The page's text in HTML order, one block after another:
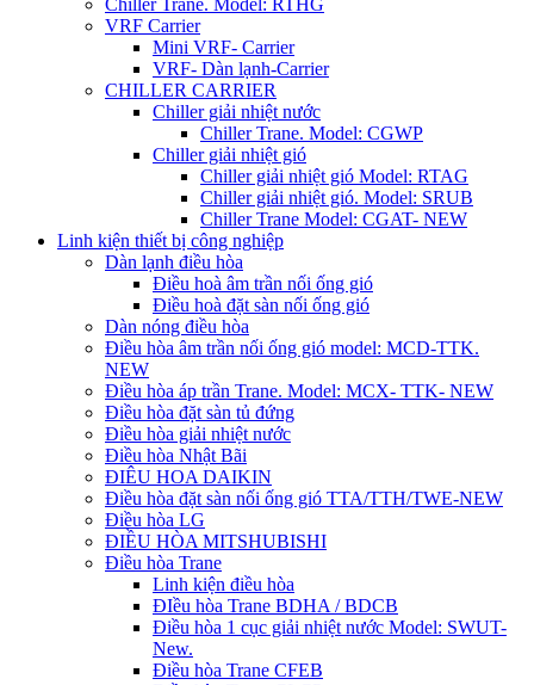
Chiller Trane. Model: RTHG
VRF Carrier
Mini VRF- Carrier
VRF- Dàn lạnh-Carrier
CHILLER CARRIER
Chiller giải nhiệt nước
Chiller Trane. Model: CGWP
Chiller giải nhiệt gió
Chiller giải nhiệt gió Model: RTAG
Chiller giải nhiệt gió. Model: SRUB
Chiller Trane Model: CGAT- NEW
Linh kiện thiết bị công nghiệp
Dàn lạnh điều hòa
Điều hoà âm trần nối ống gió
Điều hoà đặt sàn nối ống gió
Dàn nóng điều hòa
Điều hòa âm trần nối ống gió model: MCD-TTK.
NEW
Điều hòa áp trần Trane. Model: MCX- TTK- NEW
Điều hòa đặt sàn tủ đứng
Điều hòa giải nhiệt nước
Điều hòa Nhật Bãi
ĐIÊU HOA DAIKIN
Điều hòa đặt sàn nối ống gió TTA/TTH/TWE-NEW
Điều hòa LG
ĐIỀU HÒA MITSHUBISHI
Điều hòa Trane
Linh kiện điều hòa
ĐIều hòa Trane BDHA / BDCB
Điều hòa 1 cục giải nhiệt nước Model: SWUT-
New.
Điều hòa Trane CFEB